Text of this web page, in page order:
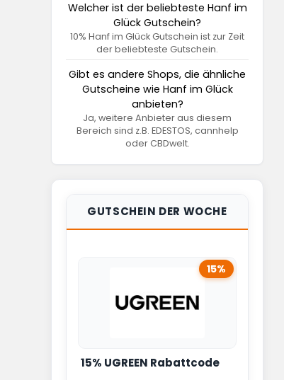
Welcher ist der beliebteste Hanf im
Glück Gutschein?
10% Hanf im Glück Gutschein ist zur Zeit
der beliebteste Gutschein.
Gibt es andere Shops, die ähnliche
Gutscheine wie Hanf im Glück
anbieten?
Ja, weitere Anbieter aus diesem
Bereich sind z.B. EDESTOS, cannhelp
oder CBDwelt.
GUTSCHEIN DER WOCHE
15%
15% UGREEN Rabattcode